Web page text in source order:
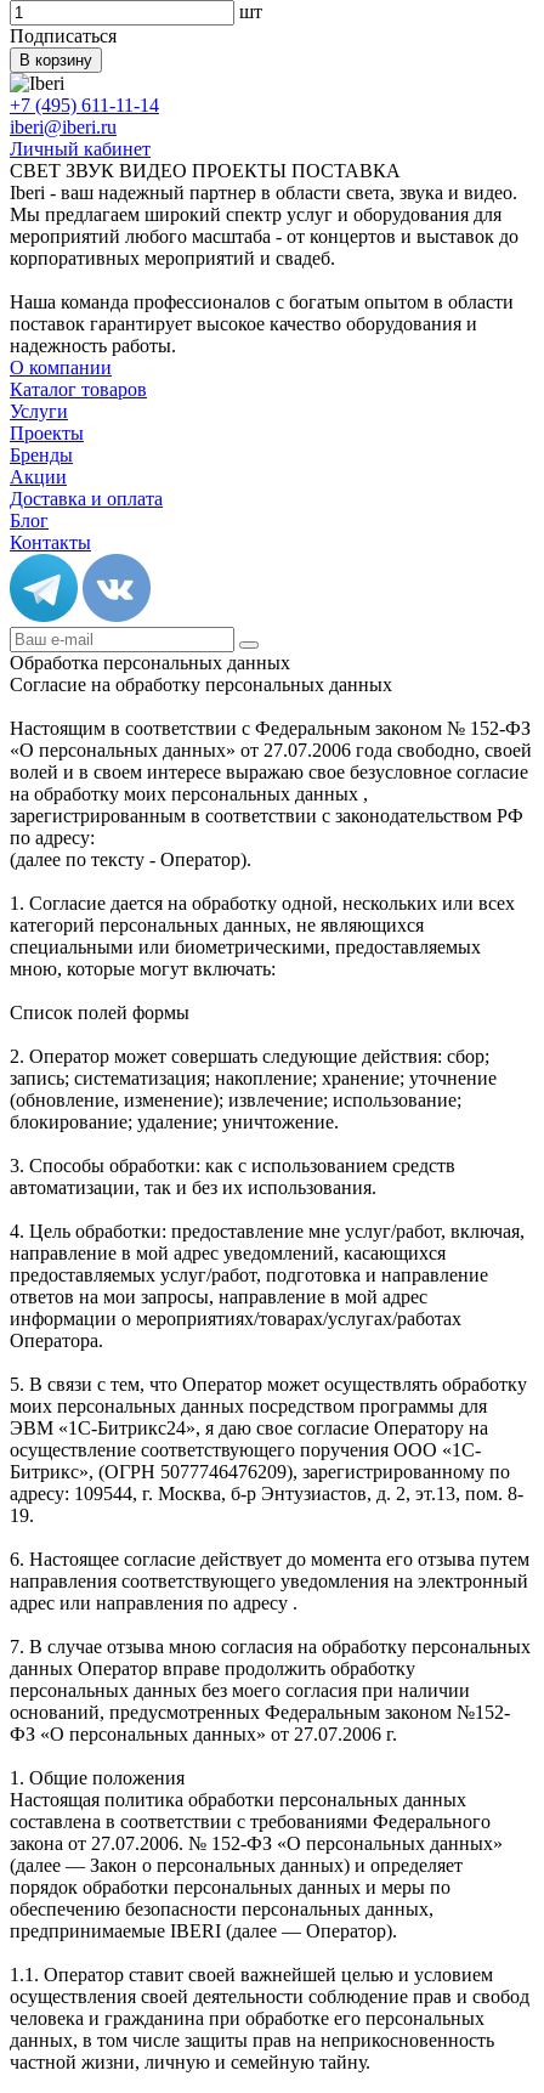
шт
Подписаться
В корзину
+7 (495) 611-11-14
iberi@iberi.ru
Личный кабинет
СВЕТ ЗВУК ВИДЕО ПРОЕКТЫ ПОСТАВКА
Iberi - ваш надежный партнер в области света, звука и видео.
Мы предлагаем широкий спектр услуг и оборудования для
мероприятий любого масштаба - от концертов и выставок до
корпоративных мероприятий и свадеб.
Наша команда профессионалов с богатым опытом в области
поставок гарантирует высокое качество оборудования и
надежность работы.
О компании
Каталог товаров
Услуги
Проекты
Бренды
Акции
Доставка и оплата
Блог
Контакты
Обработка персональных данных
Согласие на обработку персональных данных
Настоящим в соответствии с Федеральным законом № 152-ФЗ
«О персональных данных» от 27.07.2006 года свободно, своей
волей и в своем интересе выражаю свое безусловное согласие
на обработку моих персональных данных ,
зарегистрированным в соответствии с законодательством РФ
по адресу:
(далее по тексту - Оператор).
1. Согласие дается на обработку одной, нескольких или всех
категорий персональных данных, не являющихся
специальными или биометрическими, предоставляемых
мною, которые могут включать:
Список полей формы
2. Оператор может совершать следующие действия: сбор;
запись; систематизация; накопление; хранение; уточнение
(обновление, изменение); извлечение; использование;
блокирование; удаление; уничтожение.
3. Способы обработки: как с использованием средств
автоматизации, так и без их использования.
4. Цель обработки: предоставление мне услуг/работ, включая,
направление в мой адрес уведомлений, касающихся
предоставляемых услуг/работ, подготовка и направление
ответов на мои запросы, направление в мой адрес
информации о мероприятиях/товарах/услугах/работах
Оператора.
5. В связи с тем, что Оператор может осуществлять обработку
моих персональных данных посредством программы для
ЭВМ «1С-Битрикс24», я даю свое согласие Оператору на
осуществление соответствующего поручения ООО «1С-
Битрикс», (ОГРН 5077746476209), зарегистрированному по
адресу: 109544, г. Москва, б-р Энтузиастов, д. 2, эт.13, пом. 8-
19.
6. Настоящее согласие действует до момента его отзыва путем
направления соответствующего уведомления на электронный
адрес или направления по адресу .
7. В случае отзыва мною согласия на обработку персональных
данных Оператор вправе продолжить обработку
персональных данных без моего согласия при наличии
оснований, предусмотренных Федеральным законом №152-
ФЗ «О персональных данных» от 27.07.2006 г.
1. Общие положения
Настоящая политика обработки персональных данных
составлена в соответствии с требованиями Федерального
закона от 27.07.2006. № 152-ФЗ «О персональных данных»
(далее — Закон о персональных данных) и определяет
порядок обработки персональных данных и меры по
обеспечению безопасности персональных данных,
предпринимаемые IBERI (далее — Оператор).
1.1. Оператор ставит своей важнейшей целью и условием
осуществления своей деятельности соблюдение прав и свобод
человека и гражданина при обработке его персональных
данных, в том числе защиты прав на неприкосновенность
частной жизни, личную и семейную тайну.